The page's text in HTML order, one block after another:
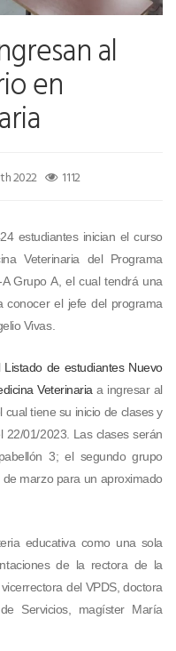
al
en
2022 1112
estudiantes inician el curso
Veterinaria del Programa
Grupo A, el cual tendrá una
el jefe del programa
Vivas.
Listado de estudiantes Nuevo
Veterinaria a ingresar al
tiene su inicio de clases y
22/01/2023. Las clases serán
3; el segundo grupo
marzo para un aproximado
educativa como una sola
de la rectora de la
del VPDS, doctora
Servicios, magíster María